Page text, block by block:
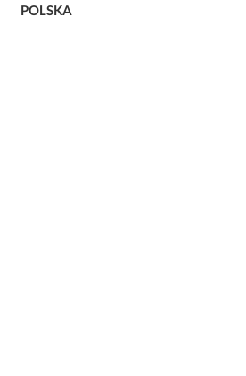
POLSKA